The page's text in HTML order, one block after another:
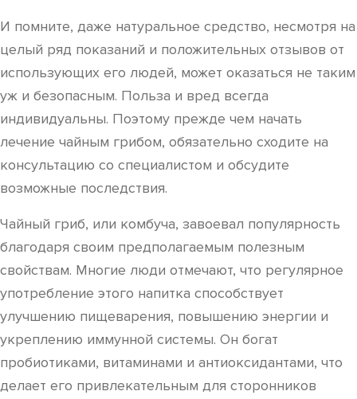
И помните, даже натуральное средство, несмотря на
целый ряд показаний и положительных отзывов от
использующих его людей, может оказаться не таким
уж и безопасным. Польза и вред всегда
индивидуальны. Поэтому прежде чем начать
лечение чайным грибом, обязательно сходите на
консультацию со специалистом и обсудите
возможные последствия.
Чайный гриб, или комбуча, завоевал популярность
благодаря своим предполагаемым полезным
свойствам. Многие люди отмечают, что регулярное
употребление этого напитка способствует
улучшению пищеварения, повышению энергии и
укреплению иммунной системы. Он богат
пробиотиками, витаминами и антиоксидантами, что
делает его привлекательным для сторонников